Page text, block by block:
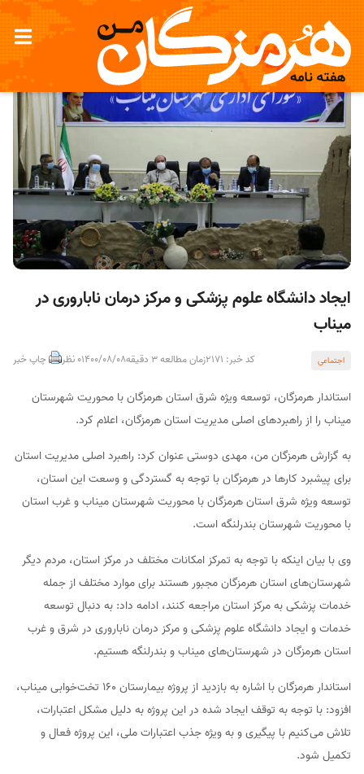
ایجاد دانشگاه علوم پزشکی و مرکز درمان ناباروری در
میناب
اجتماعی کد خبر: 2171 زمان مطالعه 3 دقیقه 1400/08/080 نظر چاپ خبر
استاندار هرمزگان، توسعه ویژه شرق استان هرمزگان با محوریت شهرستان
میناب را از راهبردهای اصلی مدیریت استان هرمزگان، اعلام کرد.
به گزارش هرمزگان من، مهدی دوستی عنوان کرد: راهبرد اصلی مدیریت استان
برای پیشبرد کارها در هرمزگان با توجه به گستردگی و وسعت این استان،
توسعه ویژه شرق استان هرمزگان با محوریت شهرستان میناب و غرب استان
با محوریت شهرستان بندرلنگه است.
وی با بیان اینکه با توجه به تمرکز امکانات مختلف در مرکز استان، مردم دیگر
شهرستان‌های استان هرمزگان مجبور هستند برای موارد مختلف از جمله
خدمات پزشکی به مرکز استان مراجعه کنند، ادامه داد: به دنبال توسعه
خدمات و ایجاد دانشگاه علوم پزشکی و مرکز درمان ناباروری در شرق و غرب
استان هرمزگان در شهرستان‌های میناب و بندرلنگه هستیم.
استاندار هرمزگان با اشاره به بازدید از پروژه بیمارستان 160 تخت‌خوابی میناب،
افزود: با توجه به توقف ایجاد شده در این پروژه به دلیل مشکل اعتبارات،
تلاش می‌کنیم با پیگیری‌ و به ویژه جذب اعتبارات ملی، این پروژه فعال و
تکمیل شود.